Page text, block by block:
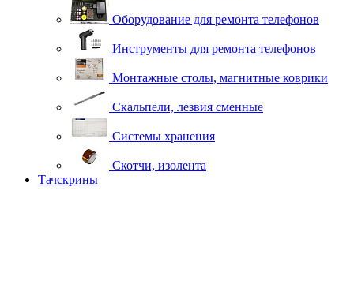
Оборудование для ремонта телефонов
Инструменты для ремонта телефонов
Монтажные столы, магнитные коврики
Скальпели, лезвия сменные
Системы хранения
Скотчи, изолента
Тачскрины